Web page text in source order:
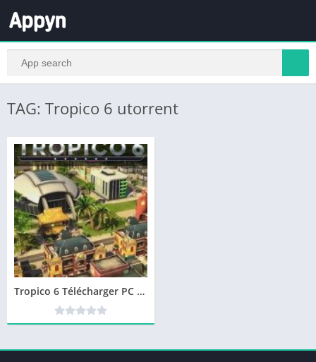
TAG: Tropico 6 utorrent
Tropico 6 Télécharger PC – Version complète des jeu